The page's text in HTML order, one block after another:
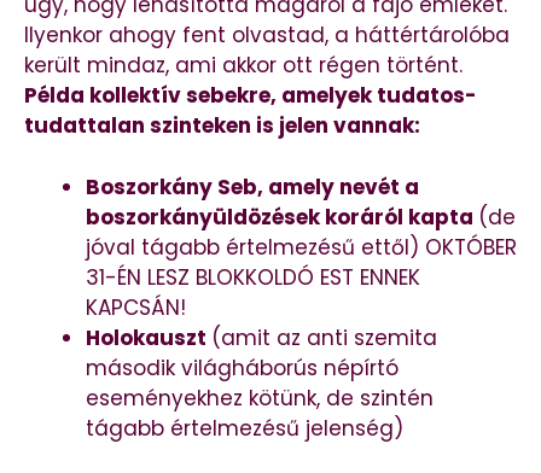
Ilyenkor ahogy fent olvastad, a háttértárolóba
került mindaz, ami akkor ott régen történt.
Példa kollektív sebekre, amelyek tudatos-
tudattalan szinteken is jelen vannak:
Boszorkány Seb, amely nevét a
boszorkányüldözések koráról kapta (de
jóval tágabb értelmezésű ettől) OKTÓBER
31-ÉN LESZ BLOKKOLDÓ EST ENNEK
KAPCSÁN!
Holokauszt (amit az anti szemita
második világháborús népírtó
eseményekhez kötünk, de szintén
tágabb értelmezésű jelenség)